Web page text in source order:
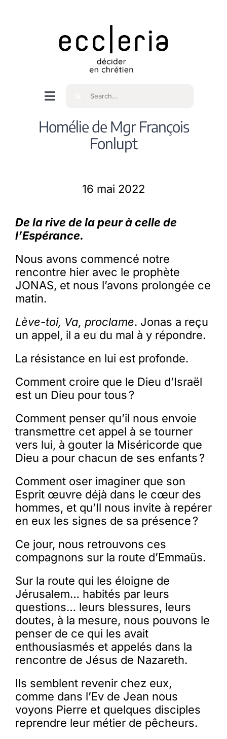
Navigation
bascule
Accueil
Spiritualité
Membres
L’actu
Nous soutenir
La revue Responsables
Rechercher
Homélie de Mgr François
Fonlupt
16 mai 2022
De la rive de la peur à celle de
l’Espérance.
Nous avons commencé notre
rencontre hier avec le prophète
JONAS, et nous l’avons prolongée ce
matin.
Lève-toi, Va, proclame. Jonas a reçu
un appel, il a eu du mal à y répondre.
La résistance en lui est profonde.
Comment croire que le Dieu d’Israël
est un Dieu pour tous ?
Comment penser qu’il nous envoie
transmettre cet appel à se tourner
vers lui, à gouter la Miséricorde que
Dieu a pour chacun de ses enfants ?
Comment oser imaginer que son
Esprit œuvre déjà dans le cœur des
hommes, et qu’Il nous invite à repérer
en eux les signes de sa présence ?
Ce jour, nous retrouvons ces
compagnons sur la route d’Emmaüs.
Sur la route qui les éloigne de
Jérusalem… habités par leurs
questions… leurs blessures, leurs
doutes, à la mesure, nous pouvons le
penser de ce qui les avait
enthousiasmés et appelés dans la
rencontre de Jésus de Nazareth.
Ils semblent revenir chez eux,
comme dans l’Ev de Jean nous
voyons Pierre et quelques disciples
reprendre leur métier de pêcheurs.